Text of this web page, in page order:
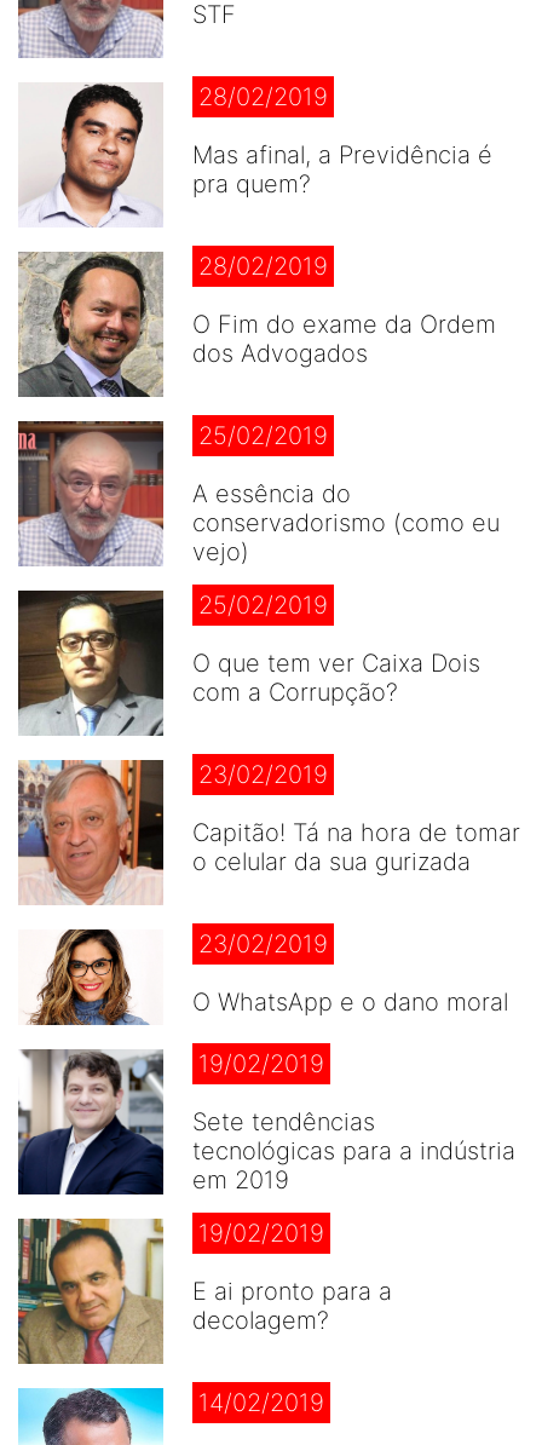
STF
28/02/2019
Mas afinal, a Previdência é
pra quem?
28/02/2019
O Fim do exame da Ordem
dos Advogados
25/02/2019
A essência do
conservadorismo (como eu
vejo)
25/02/2019
O que tem ver Caixa Dois
com a Corrupção?
23/02/2019
Capitão! Tá na hora de tomar
o celular da sua gurizada
23/02/2019
O WhatsApp e o dano moral
19/02/2019
Sete tendências
tecnológicas para a indústria
em 2019
19/02/2019
E ai pronto para a
decolagem?
14/02/2019